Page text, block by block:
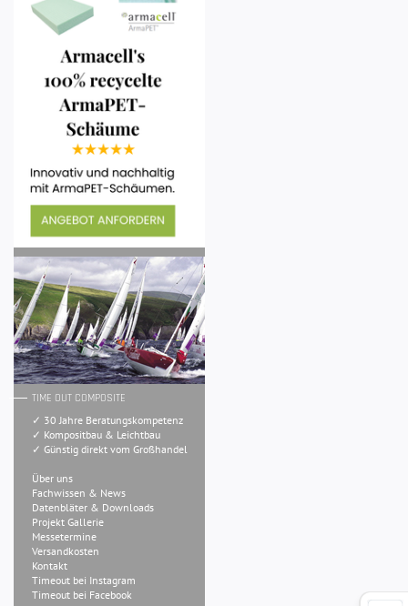
TIME OUT COMPOSITE
✓ 30 Jahre Beratungskompetenz
✓ Kompositbau & Leichtbau
✓ Günstig direkt vom Großhandel
Über uns
Fachwissen & News
Datenbläter & Downloads
Projekt Gallerie
Messetermine
Versandkosten
Kontakt
Timeout bei Instagram
Timeout bei Facebook